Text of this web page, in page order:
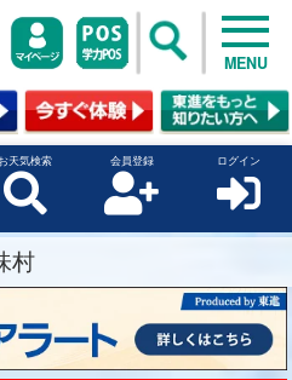
MENU
天気検索 会員登録 ログイン
村